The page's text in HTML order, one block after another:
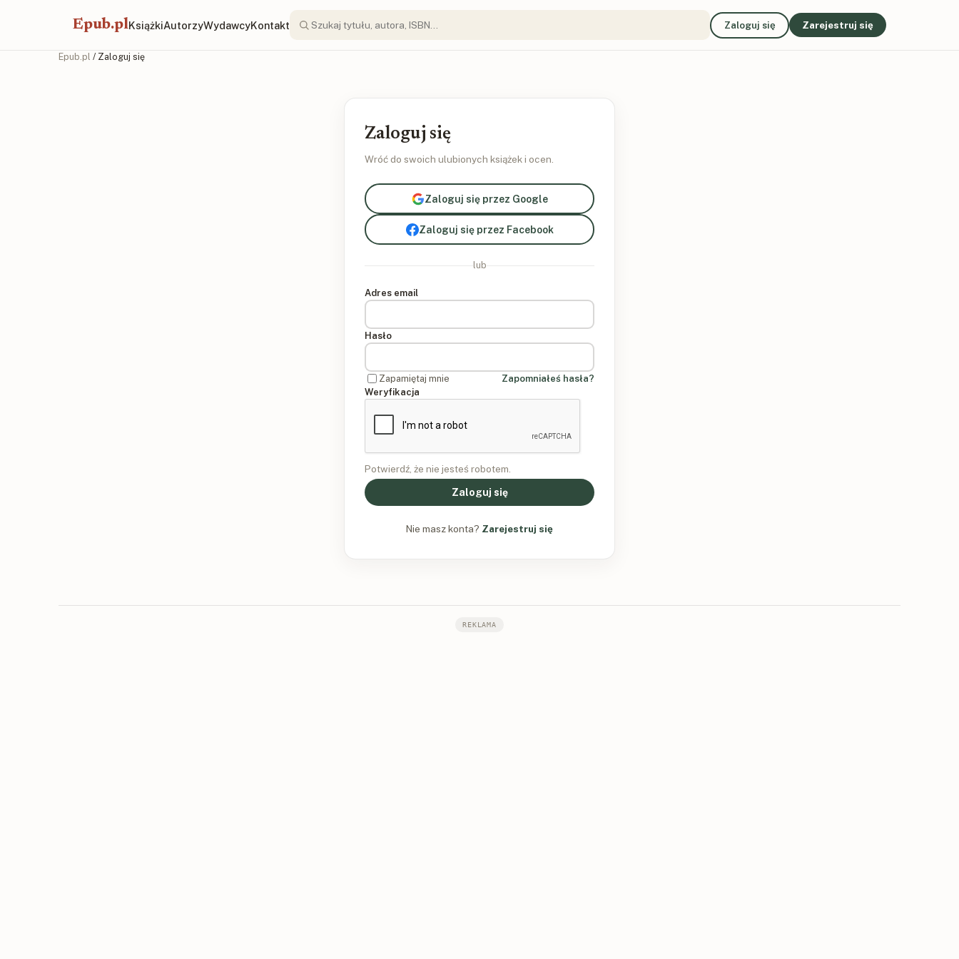
Epub.plKsiążkiAutorzyWydawcyKontakt Zaloguj się Zarejestruj się
Epub.pl / Zaloguj się
Zaloguj się
Wróć do swoich ulubionych książek i ocen.
Zaloguj się przez Google
Zaloguj się przez Facebook
lub
Adres email
Hasło
Zapamiętaj mnie
Zapomniałeś hasła?
Weryfikacja
Potwierdź, że nie jesteś robotem.
Zaloguj się
Nie masz konta? Zarejestruj się
REKLAMA